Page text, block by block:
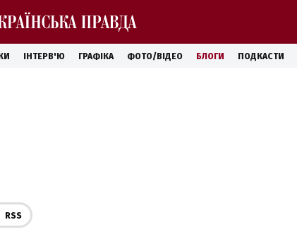
ІНТЕРВ'Ю ГРАФІКА ФОТО/ВІДЕО БЛОГИ ПОДКАСТИ
RSS